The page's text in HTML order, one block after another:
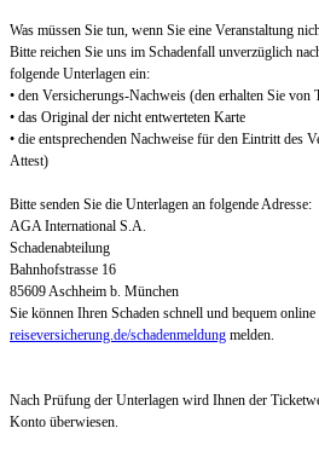
Was müssen Sie tun, wenn Sie eine Veranstaltung
Bitte reichen Sie uns im Schadenfall unverzüglich
folgende Unterlagen ein:
• den Versicherungs-Nachweis (den erhalten Sie von
• das Original der nicht entwerteten Karte
• die entsprechenden Nachweise für den Eintritt des
Attest)
Bitte senden Sie die Unterlagen an folgende Adresse:
AGA International S.A.
Schadenabteilung
Bahnhofstrasse 16
85609 Aschheim b. München
Sie können Ihren Schaden schnell und bequem online
reiseversicherung.de/schadenmeldung melden.
Nach Prüfung der Unterlagen wird Ihnen der
Konto überwiesen.